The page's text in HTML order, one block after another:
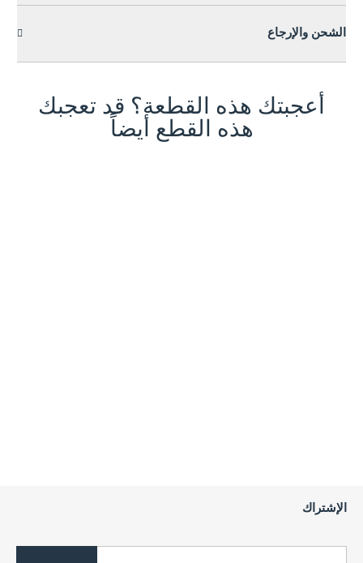
الشحن والإرجاع
أعجبتك هذه القطعة؟ قد تعجبك
هذه القطع أيضاً
الإشتراك